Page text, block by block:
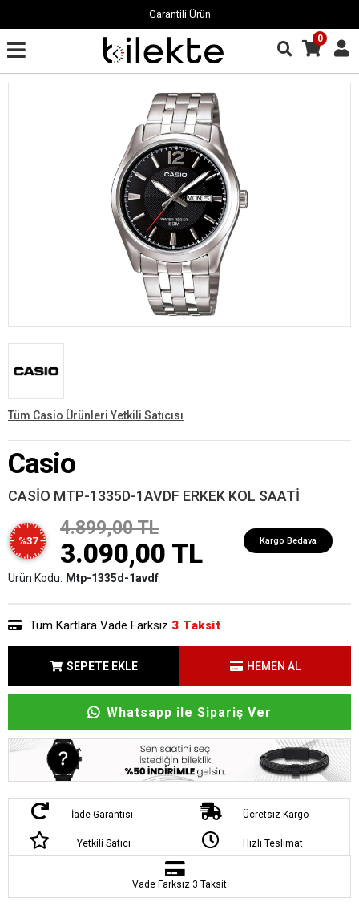
Garantili Ürün
0
Tüm Casio Ürünleri Yetkili Satıcısı
Casio
CASİO MTP-1335D-1AVDF ERKEK KOL SAATİ
%37
4.899,00 TL
3.090,00 TL Kargo Bedava
Ürün Kodu: Mtp-1335d-1avdf
Tüm Kartlara Vade Farksız 3 Taksit
SEPETE EKLE HEMEN AL
Whatsapp ile Sipariş Ver
İade Garantisi Ücretsiz Kargo
Yetkili Satıcı Hızlı Teslimat
Vade Farksız 3 Taksit